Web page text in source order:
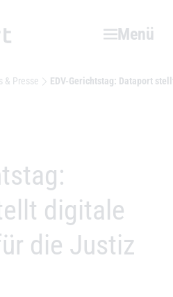
Menü
& Presse EDV-Gerichtstag: Dataport
digitale
die Justiz